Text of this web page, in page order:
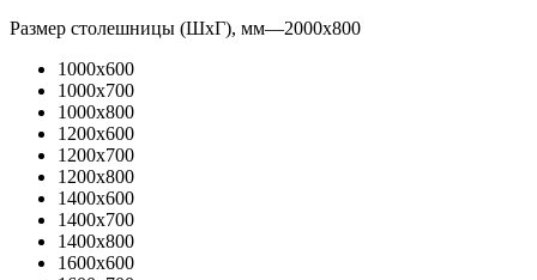
Размер столешницы (ШхГ), мм—2000x800
1000x600
1000x700
1000x800
1200x600
1200x700
1200x800
1400x600
1400x700
1400x800
1600x600